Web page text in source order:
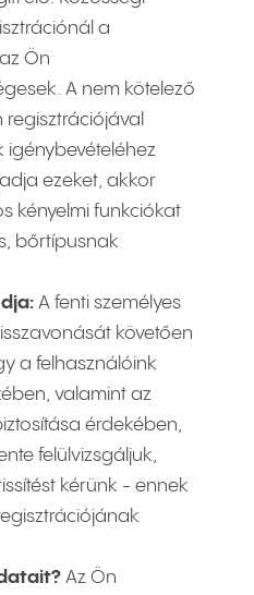
a
Ön
A nem kötelező
igénybevételéhez
ezeket, akkor
kényelmi funkciókat
bőrtípusnak
A fenti személyes
követően
a felhasználóink
valamint az
érdekében,
felülvizsgáljuk,
kérünk - ennek
Az Ön